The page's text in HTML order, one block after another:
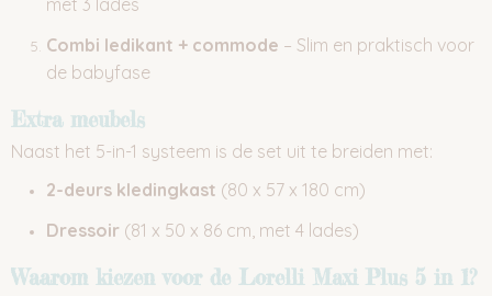
met 3 lades
Combi ledikant + commode – Slim en praktisch voor
de babyfase
Extra meubels
Naast het 5-in-1 systeem is de set uit te breiden met:
2-deurs kledingkast (80 x 57 x 180 cm)
Dressoir (81 x 50 x 86 cm, met 4 lades)
Waarom kiezen voor de Lorelli Maxi Plus 5 in 1?